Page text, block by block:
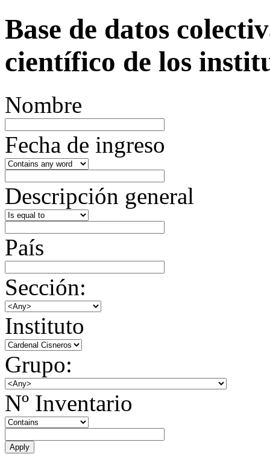
Base de datos
científico de los
Nombre
Fecha de ingreso
Descripción general
País
Sección:
Instituto
Grupo:
Nº Inventario